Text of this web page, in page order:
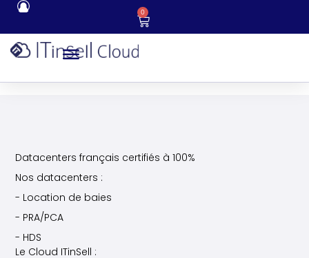
0
Datacenters français certifiés à 100%
Nos datacenters :
- Location de baies
- PRA/PCA
- HDS
Le Cloud ITinSell :